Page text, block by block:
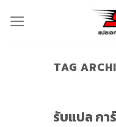
TAG
รับแปล กา